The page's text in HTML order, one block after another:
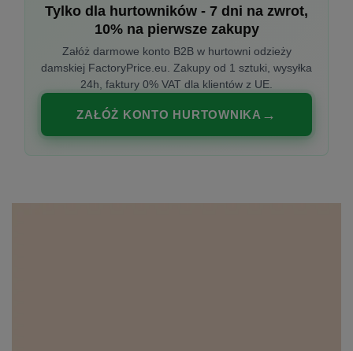
Tylko dla hurtowników - 7 dni na zwrot,
10% na pierwsze zakupy
Załóż darmowe konto B2B w hurtowni odzieży
damskiej FactoryPrice.eu. Zakupy od 1 sztuki, wysyłka
24h, faktury 0% VAT dla klientów z UE.
ZAŁÓŻ KONTO HURTOWNIKA